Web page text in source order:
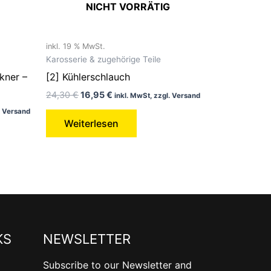
–
NICHT VORRÄTIG
inkl. 19 % MwSt.
Karosserie & zugehörige Teile
[2] Kühlerschlauch
24,30€16,95€ inkl. MwSt, zzgl. Versand
Weiterlesen
NEWSLETTER
Subscribe to our Newsletter and